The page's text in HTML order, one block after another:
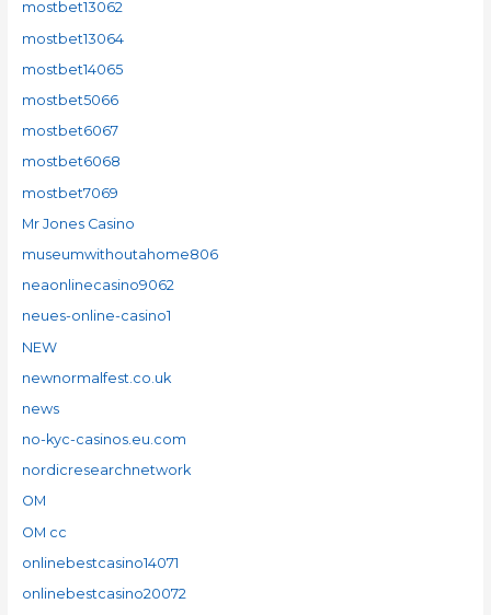
mostbet13062
mostbet13064
mostbet14065
mostbet5066
mostbet6067
mostbet6068
mostbet7069
Mr Jones Casino
museumwithoutahome806
neaonlinecasino9062
neues-online-casino1
NEW
newnormalfest.co.uk
news
no-kyc-casinos.eu.com
nordicresearchnetwork
OM
OM cc
onlinebestcasino14071
onlinebestcasino20072